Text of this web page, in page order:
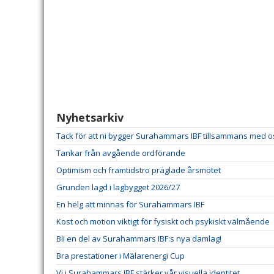
Nyhetsarkiv
Tack för att ni bygger Surahammars IBF tillsammans med
Tankar från avgående ordförande
Optimism och framtidstro präglade årsmötet
Grunden lagd i lagbygget 2026/27
En helg att minnas för Surahammars IBF
Kost och motion viktigt för fysiskt och psykiskt välmående
Bli en del av Surahammars IBF:s nya damlag!
Bra prestationer i Mälarenergi Cup